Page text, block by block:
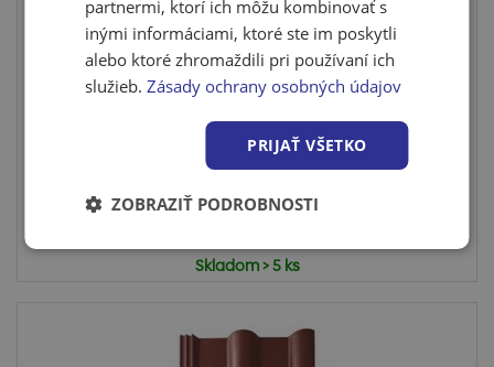
Bramac Platinum škridla základná 1/1,
Kráľovská an...
hladkým atra...
Skladom > 5 ks
partnermi, ktorí ich môžu kombinovať s
inými informáciami, ktoré ste im poskytli
alebo ktoré zhromaždili pri používaní ich
služieb.Zásady ochrany osobných údajov
PRIJAŤ VŠETKO
ZOBRAZIŤ PODROBNOSTI